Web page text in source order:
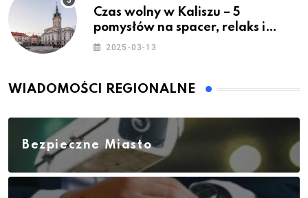
Czas wolny w Kaliszu – 5
pomysłów na spacer, relaks i
rodzinne atrakcje
2025-03-13
WIADOMOŚCI REGIONALNE
Bezpieczne Miasto